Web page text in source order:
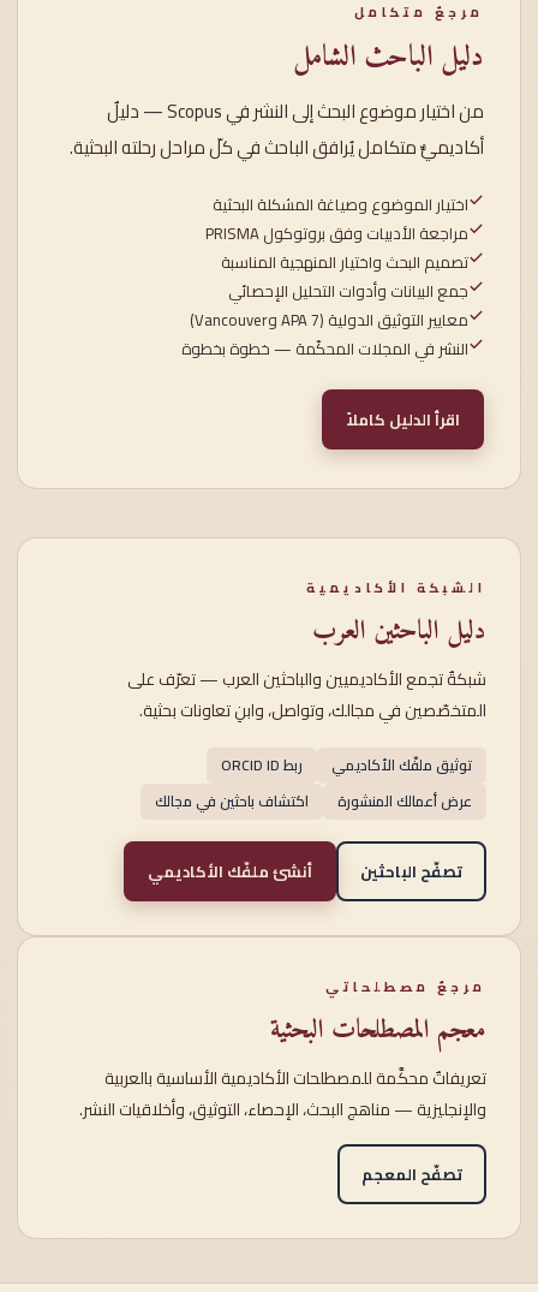
مرجعٌ متكامل
دليل الباحث الشامل
من اختيار موضوع البحث إلى النشر في Scopus — دليلٌ
أكاديميٌّ متكامل يُرافق الباحث في كلّ مراحل رحلته البحثية.
اختيار الموضوع وصياغة المشكلة البحثية
مراجعة الأدبيات وفق بروتوكول PRISMA
تصميم البحث واختيار المنهجية المناسبة
جمع البيانات وأدوات التحليل الإحصائي
معايير التوثيق الدولية (APA 7 وVancouver)
النشر في المجلات المحكّمة — خطوة بخطوة
اقرأ الدليل كاملاً
الشبكة الأكاديمية
دليل الباحثين العرب
شبكةٌ تجمع الأكاديميين والباحثين العرب — تعرّف على
المتخصّصين في مجالك، وتواصل، وابنِ تعاونات بحثية.
توثيق ملفّك الأكاديمي
ربط ORCID ID
عرض أعمالك المنشورة
اكتشاف باحثين في مجالك
تصفّح الباحثين أنشئ ملفّك الأكاديمي
مرجعٌ مصطلحاتي
معجم المصطلحات البحثية
تعريفاتٌ محكَّمة للمصطلحات الأكاديمية الأساسية بالعربية
والإنجليزية — مناهج البحث، الإحصاء، التوثيق، وأخلاقيات النشر.
تصفّح المعجم